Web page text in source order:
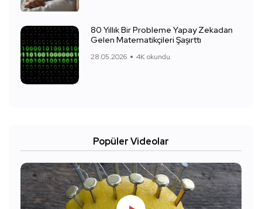
80 Yıllık Bir Probleme Yapay Zekadan
Gelen Matematikçileri Şaşırttı
28.05.2026 4K okundu.
Popüler Videolar